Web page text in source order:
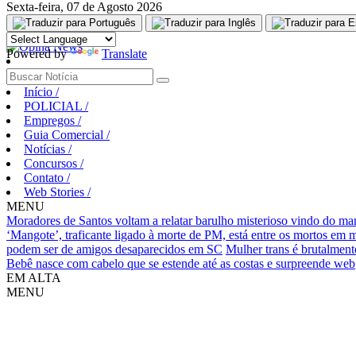
Aguarde, carregando...
Sexta-feira, 07 de Agosto 2026
Powered by Translate
Início /
POLICIAL /
Empregos /
Guia Comercial /
Notícias /
Concursos /
Contato /
Web Stories /
MENU
Moradores de Santos voltam a relatar barulho misterioso vindo do
‘Mangote’, traficante ligado à morte de PM, está entre os mortos em
podem ser de amigos desaparecidos em SC Mulher trans é
Bebê nasce com cabelo que se estende até as costas e surpreende web
EM ALTA
MENU